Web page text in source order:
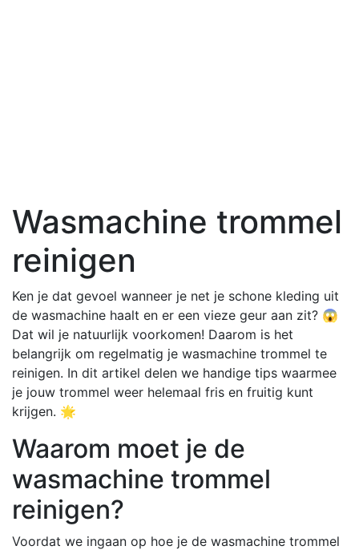
Wasmachine trommel
reinigen
Ken je dat gevoel wanneer je net je schone kleding uit
de wasmachine haalt en er een vieze geur aan zit? 😱
Dat wil je natuurlijk voorkomen! Daarom is het
belangrijk om regelmatig je wasmachine trommel te
reinigen. In dit artikel delen we handige tips waarmee
je jouw trommel weer helemaal fris en fruitig kunt
krijgen. 🌟
Waarom moet je de
wasmachine trommel
reinigen?
Voordat we ingaan op hoe je de wasmachine trommel